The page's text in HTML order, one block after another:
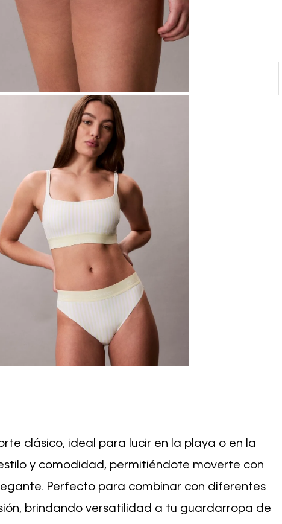
clásico, ideal para lucir en la playa o en la
y comodidad, permitiéndote moverte con
Perfecto para combinar con diferentes
brindando versatilidad a tu guardarropa de